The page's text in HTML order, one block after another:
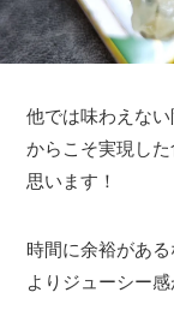
他では味わえな
からこそ実現し
思います！
時間に余裕があ
よりジューシー